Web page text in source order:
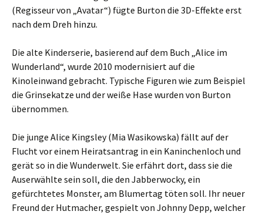
(Regisseur von „Avatar“) fügte Burton die 3D-Effekte erst
nach dem Dreh hinzu.
Die alte Kinderserie, basierend auf dem Buch „Alice im
Wunderland“, wurde 2010 modernisiert auf die
Kinoleinwand gebracht. Typische Figuren wie zum Beispiel
die Grinsekatze und der weiße Hase wurden von Burton
übernommen.
Die junge Alice Kingsley (Mia Wasikowska) fällt auf der
Flucht vor einem Heiratsantrag in ein Kaninchenloch und
gerät so in die Wunderwelt. Sie erfährt dort, dass sie die
Auserwählte sein soll, die den Jabberwocky, ein
gefürchtetes Monster, am Blumertag töten soll. Ihr neuer
Freund der Hutmacher, gespielt von Johnny Depp, welcher